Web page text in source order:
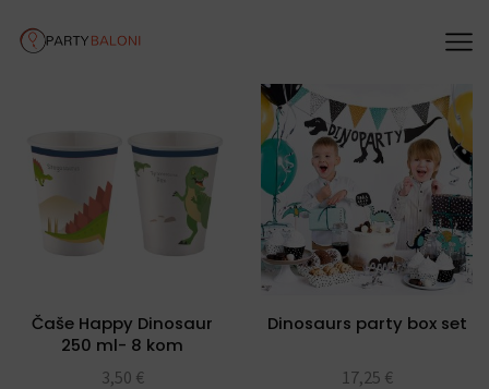
Čaše Happy Dinosaur
250 ml- 8 kom
3,50 €
Dinosaurs party box set
17,25 €